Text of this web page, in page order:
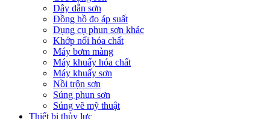
Dây dẫn sơn
Đồng hồ đo áp suất
Dụng cụ phun sơn khác
Khớp nối hóa chất
Máy bơm màng
Máy khuấy hóa chất
Máy khuấy sơn
Nồi trộn sơn
Súng phun sơn
Súng vẽ mỹ thuật
Thiết bị thủy lực